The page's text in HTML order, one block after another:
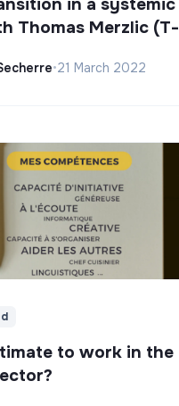
Thomas Merzlic (T-
•21 March 2022
to work in the